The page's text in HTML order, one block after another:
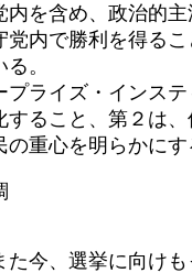
内を含め、政治的
内で勝利を得る
。
ライズ・インス
ること、第２は
重心を明らかにす
今、選挙に向け